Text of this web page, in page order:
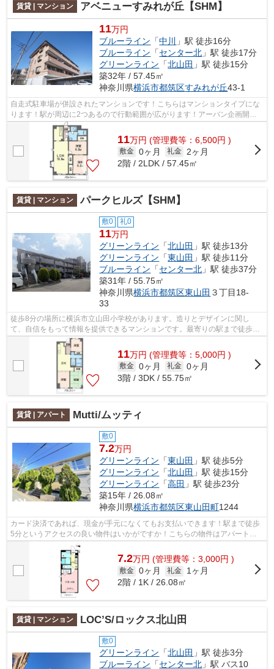
賃貸 | マンション アベニューすみれが丘【SHM】
11万円
ブルーライン 「中川
」駅 徒歩16分
ブルーライン 「センター北 」駅 徒歩17分
グリーンライン 「北山田 」駅 徒歩15分
築32年 / 57.45㎡
神奈川県横浜市都筑区すみれが丘43-1
自走式駐車場が併設されたマンションです！こちらはマンションタイプにな
ります！駅が周辺に2つあるので行動範囲が広がります！アーバン企画開発
では、ブルーライン中川を中心に数多く...
11万円 (管理費等：6,500円 )
敷金 0ヶ月 礼金
2ヶ月
2階 / 2LDK / 57.45㎡
賃貸 | マンション パークヒルズ【SHM】
敷0 礼0
11万円
グリーンライン 「北山田 」駅 徒歩13分
グリーンライン 「東山田 」駅 徒歩11分
ブルーライン 「センター北 」駅 徒歩37分
築31年 / 55.75㎡
神奈川県横浜市都筑区東山田 ３丁目18-
33
徒歩8分の場所に横浜市立山田小学校があります。造りとデザインに関し
て、自信をもって情報を提供できるマンションです。最寄りの駅まで徒歩13
分のマンションです。風通しが良く、湿気...
11万円 (管理費等：5,000円 )
敷金 0ヶ月 礼金 0ヶ月
3階 / 3DK / 55.75㎡
賃貸 | アパート Mutti/ムッティ
敷0
7.2万円
グリーンライン 「東山田 」駅 徒歩5分
グリーンライン 「北山田 」駅 徒歩15分
グリーンライン 「高田 」駅 徒歩23分
築15年 / 26.08㎡
神奈川県横浜市都筑区東山田町1244
カード決済であれば、現金が手元になくてもお支払いできます！駅まで徒歩
5分というアクセスの良い物件はいかがですか！こちらの物件はアパートで
す！新しい日々を送るにふさわしい、き...
7.2万円 (管理費等：3,000円 )
敷金 0ヶ月 礼金
1ヶ月
2階 / 1K / 26.08㎡
賃貸 | マンション LOC’S/ロックス北山田
敷0
グリーンライン 「北山田 」駅 徒歩3分
ブルーライン 「センター北 」駅 バス10